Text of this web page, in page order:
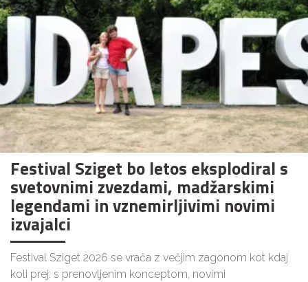
Festival Sziget bo letos eksplodiral s
svetovnimi zvezdami, madžarskimi
legendami in vznemirljivimi novimi
izvajalci
Festival Sziget 2026 se vrača z večjim zagonom kot kdaj
koli prej: s prenovljenim konceptom, novimi